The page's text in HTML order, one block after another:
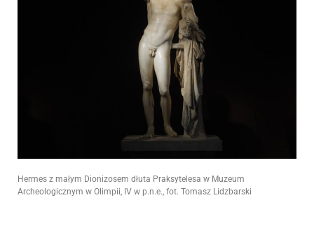
Hermes z małym Dionizosem dłuta Praksytelesa w Muzeum
Archeologicznym w Olimpii, IV w p.n.e., fot. Tomasz Lidzbarski